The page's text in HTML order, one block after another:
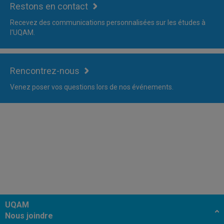
Restons en contact
Recevez des communications personnalisées sur les études à
l'UQAM.
Rencontrez-nous
Venez poser vos questions lors de nos événements.
UQAM
Nous joindre